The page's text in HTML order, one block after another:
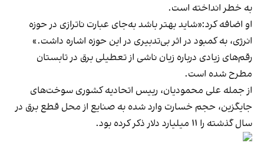
به خطر انداخته است.
او اضافه کرد:«شاید بهتر باشد به‌جای عبارت ناترازی در حوزه
انرژی، به کمبود در اثر بی‌تدبیری در این حوزه اشاره داشت.»
رقم‌های زیادی درباره زیان ناشی از تعطیلی برق در تابستان
مطرح شده است.
از جمله علی محمودیان، رییس اتحادیه کشوری سوخت‌های
جایگزین، حجم خسارت وارد شده به صنایع از محل قطع برق در
سال گذشته را ۱۱ میلیارد دلار ذکر کرده بود.